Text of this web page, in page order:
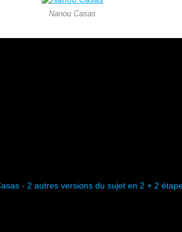
Nanou Casas